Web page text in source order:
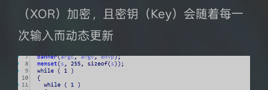
（XOR）加密，且密钥（Key）会随着每一
次输入而动态更新